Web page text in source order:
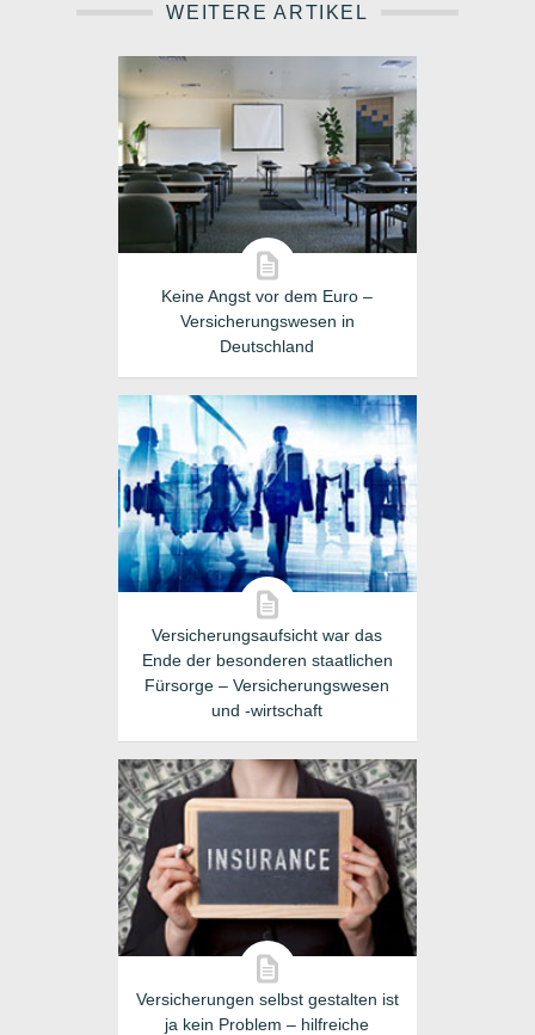
WEITERE ARTIKEL
Keine Angst vor dem Euro –
Versicherungswesen in
Deutschland
Versicherungsaufsicht war das
Ende der besonderen staatlichen
Fürsorge – Versicherungswesen
und -wirtschaft
Versicherungen selbst gestalten ist
ja kein Problem – hilfreiche